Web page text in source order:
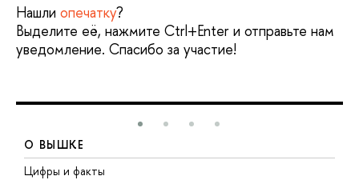
Нашли опечатку?
Выделите её, нажмите Ctrl+Enter и отправьте нам
уведомление. Спасибо за участие!
О ВЫШКЕ
Цифры и факты